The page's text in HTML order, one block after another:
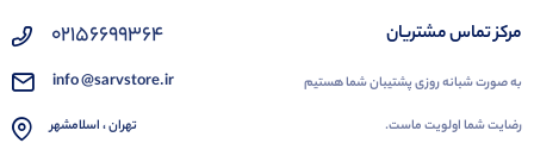
مرکز تماس مشتریان
به صورت شبانه روزی پشتیبان شما هستیم
رضایت شما اولویت ماست.
02156699364
info @sarvstore.ir
تهران ، اسلامشهر